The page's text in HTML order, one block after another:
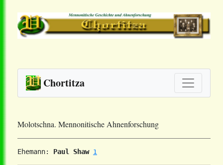
Chortitza
Molotschna. Mennonitische Ahnenforschung
Ehemann: Paul Shaw 1